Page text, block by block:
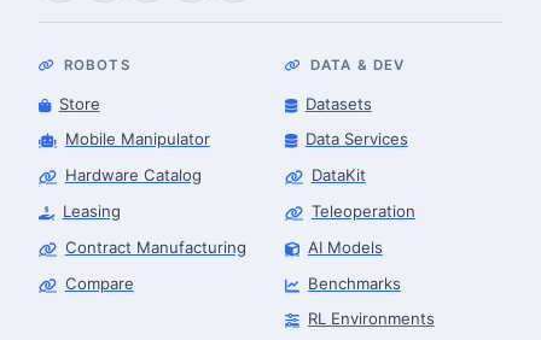
ROBOTS
Store
Mobile Manipulator
Hardware Catalog
Leasing
Contract Manufacturing
Compare
DATA & DEV
Datasets
Data Services
DataKit
Teleoperation
AI Models
Benchmarks
RL Environments